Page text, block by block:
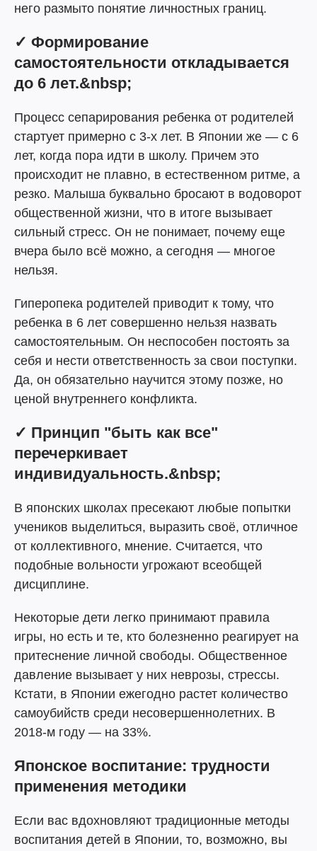
него размыто понятие личностных границ.
✓ Формирование
самостоятельности откладывается
до 6 лет.&nbsp;
Процесс сепарирования ребенка от родителей
стартует примерно с 3-х лет. В Японии же — с 6
лет, когда пора идти в школу. Причем это
происходит не плавно, в естественном ритме, а
резко. Малыша буквально бросают в водоворот
общественной жизни, что в итоге вызывает
сильный стресс. Он не понимает, почему еще
вчера было всё можно, а сегодня — многое
нельзя.
Гиперопека родителей приводит к тому, что
ребенка в 6 лет совершенно нельзя назвать
самостоятельным. Он неспособен постоять за
себя и нести ответственность за свои поступки.
Да, он обязательно научится этому позже, но
ценой внутреннего конфликта.
✓ Принцип "быть как все"
перечеркивает
индивидуальность.&nbsp;
В японских школах пресекают любые попытки
учеников выделиться, выразить своё, отличное
от коллективного, мнение. Считается, что
подобные вольности угрожают всеобщей
дисциплине.
Некоторые дети легко принимают правила
игры, но есть и те, кто болезненно реагирует на
притеснение личной свободы. Общественное
давление вызывает у них неврозы, стрессы.
Кстати, в Японии ежегодно растет количество
самоубийств среди несовершеннолетних. В
2018-м году — на 33%.
Японское воспитание: трудности
применения методики
Если вас вдохновляют традиционные методы
воспитания детей в Японии, то, возможно, вы